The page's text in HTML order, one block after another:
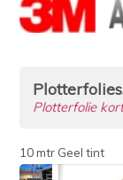
Plotterfolie
10 mtr Geel tint